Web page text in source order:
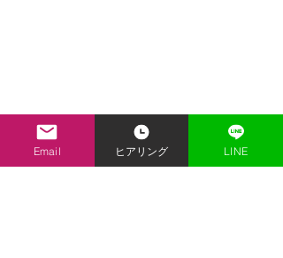
Email ヒアリング LINE